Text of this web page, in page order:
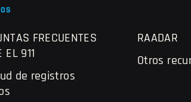
FRECUENTES
EL 911
de registros
RAADAR
Otros